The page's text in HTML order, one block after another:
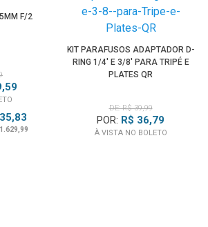
FujiFilm X-T5 , FujiFilm X-T10,FujiFilm X-
, FujiFilm X-
FujiFilm X-S10,FujiFilm X-S20.
Mirrorless FujiFilm
com Montagem
F/2
KIT PARAFUSOS ADAPTADOR D-
RING 1/4' E 3/8' PARA TRIPÉ E
PLATES QR
DE: R$ 39,99
POR: R$ 36,79
À VISTA NO BOLETO